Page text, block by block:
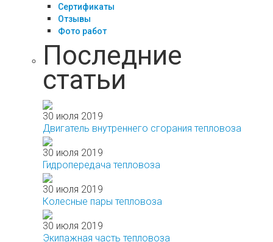
Сертификаты
Отзывы
Фото работ
Последние
статьи
30 июля 2019
Двигатель внутреннего сгорания тепловоза
30 июля 2019
Гидропередача тепловоза
30 июля 2019
Колесные пары тепловоза
30 июля 2019
Экипажная часть тепловоза